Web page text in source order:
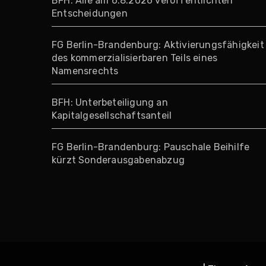
Entscheidungen
FG Berlin-Brandenburg: Aktivierungsfähigkeit
des kommerzialisierbaren Teils eines
Namensrechts
BFH: Unterbeteiligung an
Kapitalgesellschaftsanteil
FG Berlin-Brandenburg: Pauschale Beihilfe
kürzt Sonderausgabenabzug